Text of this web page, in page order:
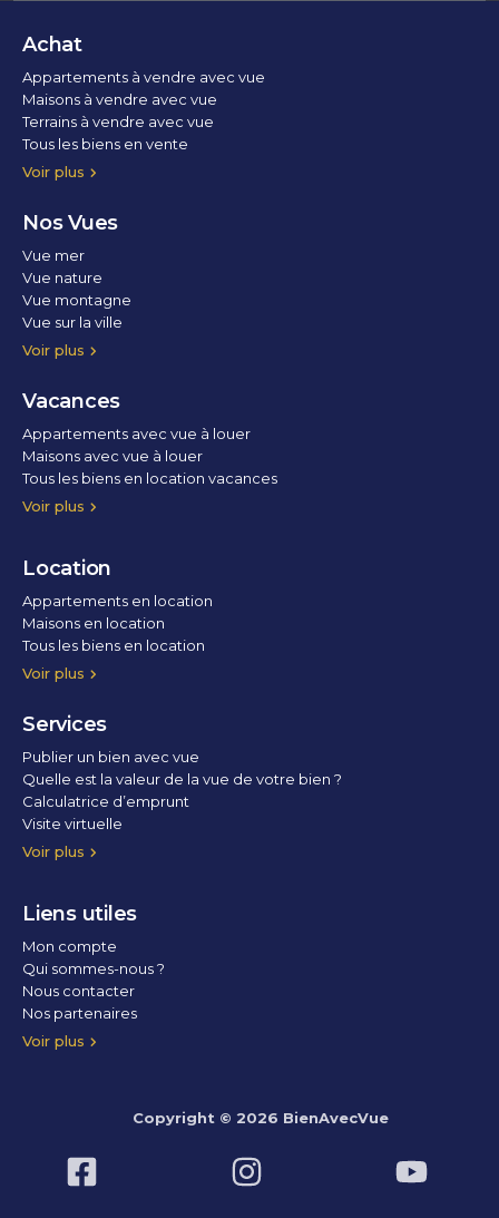
Achat
Voir plus
Appartements à vendre avec vue
Maisons à vendre avec vue
Terrains à vendre avec vue
Tous les biens en vente
Nos Vues
Voir plus
Vue mer
Vue nature
Vue montagne
Vue sur la ville
Vue parc
Vue fleuve
Vue lac
Vue marina / port
Vacances
Voir plus
Appartements avec vue à louer
Maisons avec vue à louer
Tous les biens en location vacances
Location
Voir plus
Appartements en location
Maisons en location
Tous les biens en location
Services
Voir plus
Publier un bien avec vue
Quelle est la valeur de la vue de votre bien ?
Calculatrice d’emprunt
Visite virtuelle
Home staging
Liens utiles
Voir plus
Mon compte
Qui sommes-nous ?
Nous contacter
Nos partenaires
Conditions Générales d’Utilisation
Politique de confidentialité
Politique des cookies
Copyright © 2026 BienAvecVue